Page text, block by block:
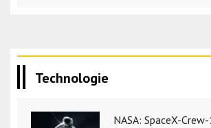
Technologie
NASA: SpaceX-